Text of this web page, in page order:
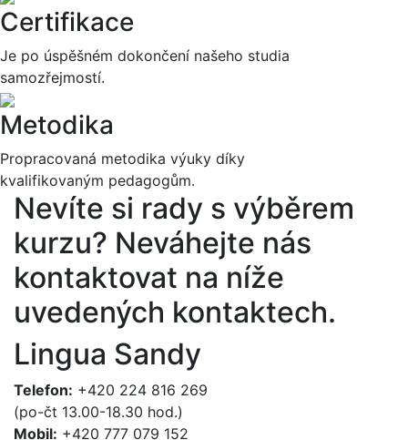
Certifikace
Je po úspěšném dokončení našeho studia
samozřejmostí.
Metodika
Propracovaná metodika výuky díky
kvalifikovaným pedagogům.
Nevíte si rady s výběrem
kurzu? Neváhejte nás
kontaktovat na níže
uvedených kontaktech.
Lingua Sandy
Telefon: +420 224 816 269
(po-čt 13.00-18.30 hod.)
Mobil: +420 777 079 152